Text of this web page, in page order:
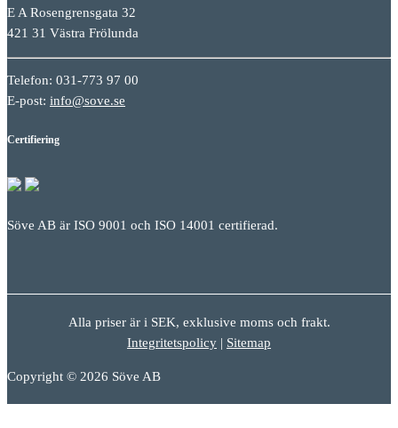
E A Rosengrensgata 32
421 31 Västra Frölunda
Telefon: 031-773 97 00
E-post: info@sove.se
Certifiering
Söve AB är ISO 9001 och ISO 14001 certifierad.
Alla priser är i SEK, exklusive moms och frakt.
Integritetspolicy | Sitemap
Copyright © 2026 Söve AB